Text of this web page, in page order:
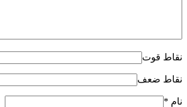
نقاط قوت
نقاط ضعف
نام *